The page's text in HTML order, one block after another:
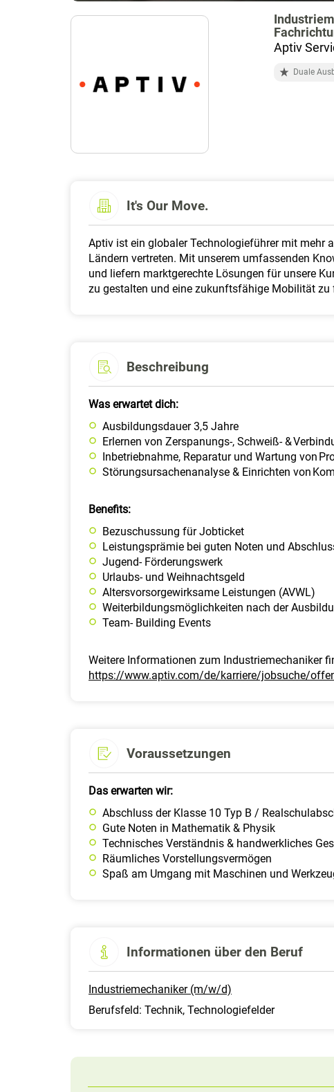
Aptiv
Duale
It's Our Move.
Aptiv ist ein globaler Technologieführer mit mehr
Ländern vertreten. Mit unserem umfassenden
und liefern marktgerechte Lösungen für unsere
zu gestalten und eine zukunftsfähige Mobilität zu
Beschreibung
Was erwartet dich:
Ausbildungsdauer 3,5 Jahre ​
Erlernen von Zerspanungs-, Schweiß- &
Inbetriebnahme, Reparatur und Wartung von
Störungsursachenanalyse & Einrichten von
Benefits:
Bezuschussung für Jobticket
Leistungsprämie bei guten Noten und
Jugend- Förderungswerk
Urlaubs- und Weihnachtsgeld
Altersvorsorgewirksame Leistungen (AVWL)
Weiterbildungsmöglichkeiten nach der
Team- Building Events
Weitere Informationen zum Industriemechaniker
https://www.aptiv.com/de/karriere/jobsuche/
Voraussetzungen
Das erwarten wir:
Abschluss der Klasse 10 Typ B /
Gute Noten in Mathematik & Physik ​
Technisches Verständnis & handwerkliches
Räumliches Vorstellungsvermögen ​
Spaß am Umgang mit Maschinen und
Informationen über den Beruf
Industriemechaniker (m/w/d)
Berufsfeld: Technik, Technologiefelder